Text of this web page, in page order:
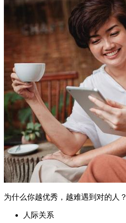
为什么你越优秀，越难遇到对的人？
人际关系